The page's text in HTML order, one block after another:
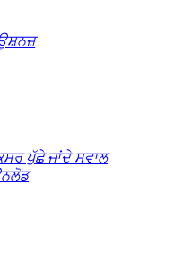
ਪੁੱਛੇ ਜਾਂਦੇ ਸਵਾਲ